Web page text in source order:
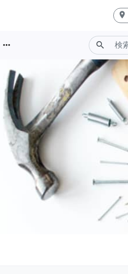
place
more_horiz search